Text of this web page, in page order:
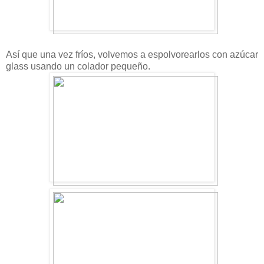
Así que una vez fríos, volvemos a espolvorearlos con azúcar
glass usando un colador pequeño.